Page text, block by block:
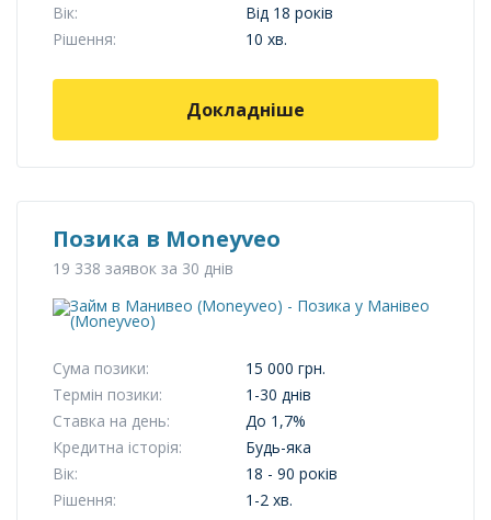
Вік:
Від 18 років
Рішення:
10 хв.
Докладніше
Позика в Moneyveo
19 338 заявок за 30 днів
Сума позики:
15 000 грн.
Термін позики:
1-30 днів
Ставка на день:
До 1,7%
Кредитна історія:
Будь-яка
Вік:
18 - 90 років
Рішення:
1-2 хв.